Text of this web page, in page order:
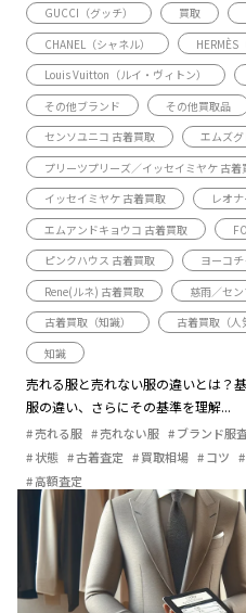
GUCCI（グッチ） 買取
CHANEL（シャネル）
HERMÈS
Louis Vuitton（ルイ・ヴィトン）
その他ブランド
その他買取品
センソユニコ 古着買取
エムズ
プリーツプリーズ／イッセイミヤケ 古着
イッセイミヤケ 古着買取
レオ
エムアンドキョウコ 古着買取
ピンクハウス 古着買取
ヨーコ
Rene(ルネ) 古着買取
慈雨／セ
古着買取（知識）
古着買取（人
知識
売れる服と売れない服の違いとは？
服の違い、さらにその基準を理解...
売れる服 売れない服 ブランド服
状態
古着査定 買取相場 コツ
高額査定